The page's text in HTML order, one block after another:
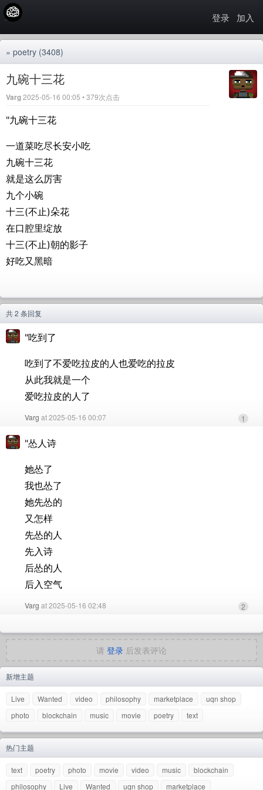
登录 加入
» poetry (3408)
九碗十三花
Varg2025-05-16 00:05 • 379次点击
"九碗十三花
一道菜吃尽长安小吃
九碗十三花
就是这么厉害
九个小碗
十三(不止)朵花
在口腔里绽放
十三(不止)朝的影子
好吃又黑暗
共 2 条回复
"吃到了
吃到了不爱吃拉皮的人也爱吃的拉皮
从此我就是一个
爱吃拉皮的人了
Varg at 2025-05-16 00:07 1
"怂人诗
她怂了
我也怂了
她先怂的
又怎样
先怂的人
先入诗
后怂的人
后入空气
Varg at 2025-05-16 02:48 2
请 登录 后发表评论
新增主题
Live Wanted video philosophy marketplace
uqn shop
photo
blockchain music movie poetry text
热门主题
text poetry photo movie video music
blockchain
philosophy
Live Wanted uqn shop marketplace